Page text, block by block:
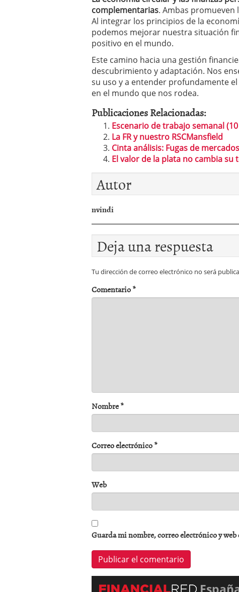
complementarias. Ambas promueven
Al integrar los principios de la
podemos mejorar nuestra situación
positivo en el mundo.
Este camino hacia una gestión
descubrimiento y adaptación. Nos
su uso y a entender profundamente
en el mundo que nos rodea.
Publicaciones Relacionadas:
Escenario de trabajo semanal
La FR y nuestro RSCMansfield
Cinta análisis: Fugas de
El valor de la plata no cambia su
Autor
nvindi
Deja una respuesta
Tu dirección de correo electrónico no será
Comentario*
Nombre*
Correo electrónico*
Web
Guarda mi nombre, correo electrónico y web